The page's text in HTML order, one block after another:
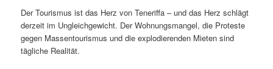
Der Tourismus ist das Herz von Teneriffa – und das Herz schlägt
derzeit im Ungleichgewicht. Der Wohnungsmangel, die Proteste
gegen Massentourismus und die explodierenden Mieten sind
tägliche Realität.